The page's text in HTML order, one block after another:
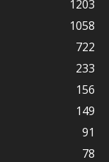
1203
1058
722
233
156
149
91
78